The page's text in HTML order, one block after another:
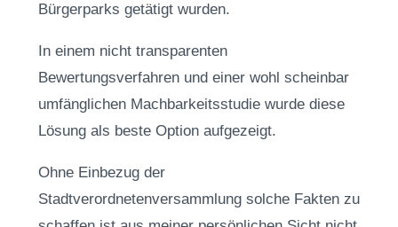
Bürgerparks getätigt wurden.
In einem nicht transparenten
Bewertungsverfahren und einer wohl scheinbar
umfänglichen Machbarkeitsstudie wurde diese
Lösung als beste Option aufgezeigt.
Ohne Einbezug der
Stadtverordnetenversammlung solche Fakten zu